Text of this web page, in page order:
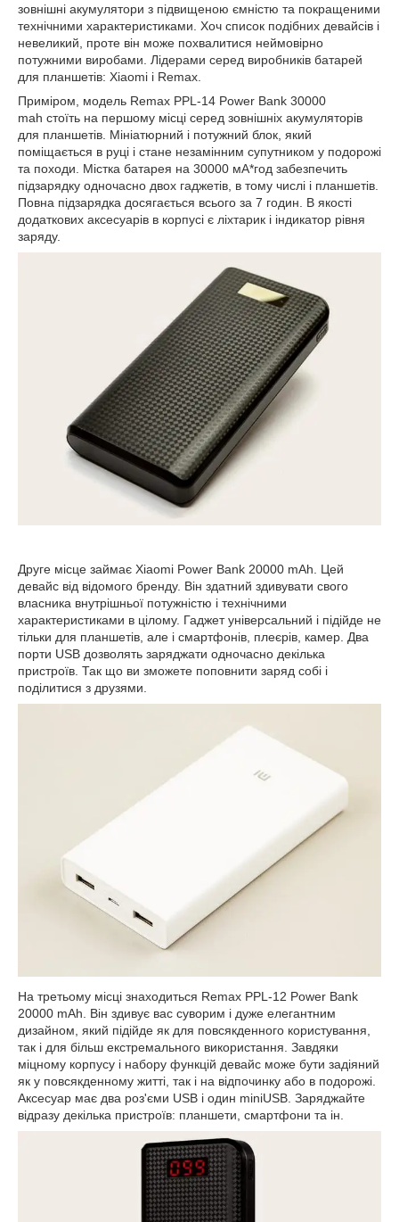
зовнішні акумулятори з підвищеною ємністю та покращеними
технічними характеристиками. Хоч список подібних девайсів і
невеликий, проте він може похвалитися неймовірно
потужними виробами. Лідерами серед виробників батарей
для планшетів: Xiaomi і Remax
Приміром, модель Remax PPL-14 Power Bank 30000
mah стоїть на першому місці серед зовнішніх акумуляторів
для планшетів. Мініатюрний і потужний блок, який
поміщається в руці і стане незамінним супутником у подорожі
та походи. Містка батарея на 30000 мА*год забезпечить
підзарядку одночасно двох гаджетів, в тому числі і планшетів.
Повна підзарядка досягається всього за 7 годин. В якості
додаткових аксесуарів в корпусі є ліхтарик і індикатор рівня
заряду.
Друге місце займає Xiaomi Power Bank 20000 mAh. Цей
девайс від відомого бренду. Він здатний здивувати свого
власника внутрішньої потужністю і технічними
характеристиками в цілому. Гаджет універсальний і підійде не
тільки для планшетів, але і смартфонів, плеєрів, камер. Два
порти USB дозволять заряджати одночасно декілька
пристроїв. Так що ви зможете поповнити заряд собі і
поділитися з друзями.
На третьому місці знаходиться Remax PPL-12 Power Bank
20000 mAh. Він здивує вас суворим і дуже елегантним
дизайном, який підійде як для повсякденного користування,
так і для більш екстремального використання. Завдяки
міцному корпусу і набору функцій девайс може бути задіяний
як у повсякденному житті, так і на відпочинку або в подорожі.
Аксесуар має два роз'єми USB і один miniUSB . Заряджайте
відразу декілька пристроїв: планшети, смартфони та ін.